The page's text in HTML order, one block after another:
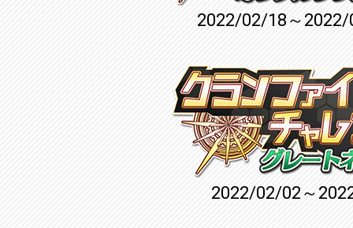
2022/02/18～
2022/02/02～